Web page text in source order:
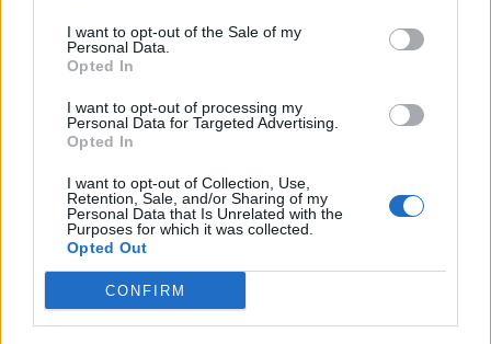
I want to opt-out of the Sale of my
Personal Data.
Opted In
I want to opt-out of processing my
Personal Data for Targeted Advertising.
Opted In
I want to opt-out of Collection, Use,
Retention, Sale, and/or Sharing of my
Personal Data that Is Unrelated with the
Purposes for which it was collected.
Opted Out
CONFIRM